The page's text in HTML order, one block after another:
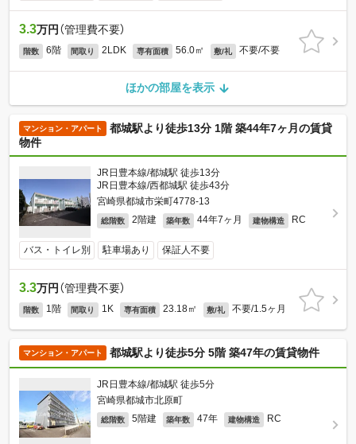
3.3万円 （管理費不要）
階数 6階 間取り 2LDK 専有面積 56.0㎡ 敷/礼 不要/不要
ほかの部屋を表示
マンション・アパート
都城駅より徒歩13分 1階 築44年7ヶ月の賃貸
物件
JR日豊本線/都城駅 徒歩13分
JR日豊本線/西都城駅 徒歩43分
宮崎県都城市栄町4778-13
総階数 2階建 築年数 44年7ヶ月 建物構造 RC
バス・トイレ別 駐車場あり 保証人不要
3.3万円 （管理費不要）
階数 1階 間取り 1K 専有面積 23.18㎡ 敷/礼 不要/1.5ヶ月
マンション・アパート 都城駅より徒歩5分 5階 築47年の賃貸物件
JR日豊本線/都城駅 徒歩5分
宮崎県都城市北原町
総階数 5階建 築年数 47年 建物構造 RC